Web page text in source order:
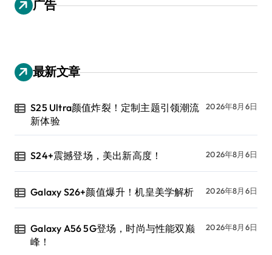
广告
最新文章
S25 Ultra颜值炸裂！定制主题引领潮流
新体验
2026年8月6日
S24+震撼登场，美出新高度！ 2026年8月6日
Galaxy S26+颜值爆升！机皇美学解析 2026年8月6日
Galaxy A56 5G登场，时尚与性能双巅
峰！
2026年8月6日